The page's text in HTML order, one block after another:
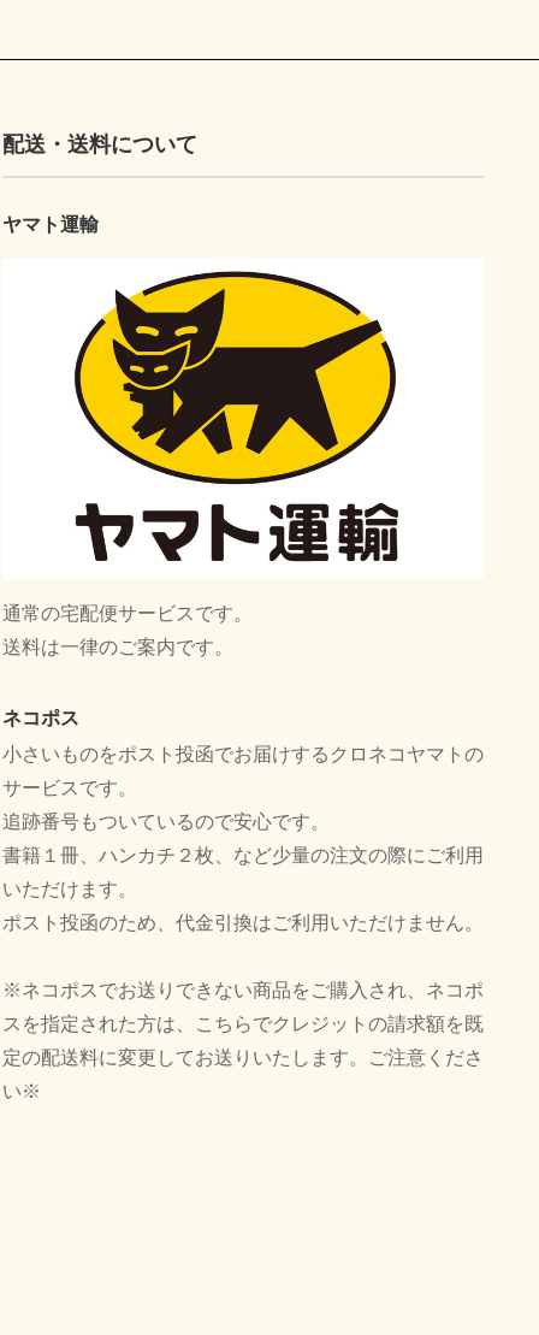
配送・送料について
ヤマト運輸
通常の宅配便サービスです。
送料は一律のご案内です。
ネコポス
小さいものをポスト投函でお届けするクロネコヤマトの
サービスです。
追跡番号もついているので安心です。
書籍１冊、ハンカチ２枚、など少量の注文の際にご利用
いただけます。
ポスト投函のため、代金引換はご利用いただけません。
※ネコポスでお送りできない商品をご購入され、ネコポ
スを指定された方は、こちらでクレジットの請求額を既
定の配送料に変更してお送りいたします。ご注意くださ
い※